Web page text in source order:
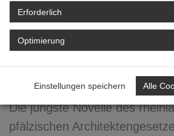
STARTSEITE
Juniormitglieder
Die jüngste Novelle des
pfälzischen
Erforderlich
Optimierung
Einstellungen speichern Alle